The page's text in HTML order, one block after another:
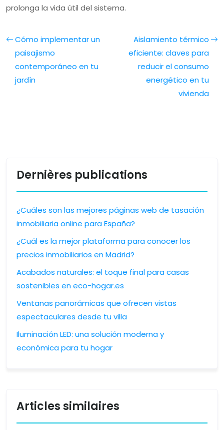
prolonga la vida útil del sistema.
Cómo implementar un
paisajismo
contemporáneo en tu
jardín
Aislamiento térmico
eficiente: claves para
reducir el consumo
energético en tu
vivienda
Dernières publications
¿Cuáles son las mejores páginas web de tasación
inmobiliaria online para España?
¿Cuál es la mejor plataforma para conocer los
precios inmobiliarios en Madrid?
Acabados naturales: el toque final para casas
sostenibles en eco-hogar.es
Ventanas panorámicas que ofrecen vistas
espectaculares desde tu villa
Iluminación LED: una solución moderna y
económica para tu hogar
Articles similaires